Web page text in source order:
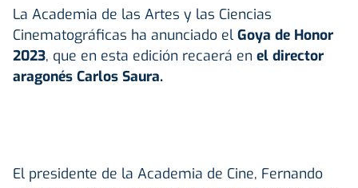
La Academia de las Artes y las Ciencias
Cinematográficas ha anunciado el Goya de Honor
2023, que en esta edición recaerá en el director
aragonés Carlos Saura.
El presidente de la Academia de Cine, Fernando